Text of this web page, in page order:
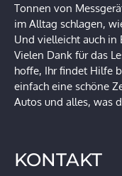
Tonnen von
im Alltag schlagen,
Und vielleicht auch in
Vielen Dank für das
hoffe, Ihr findet Hilfe
einfach eine schöne
Autos und alles, was
KONTAKT